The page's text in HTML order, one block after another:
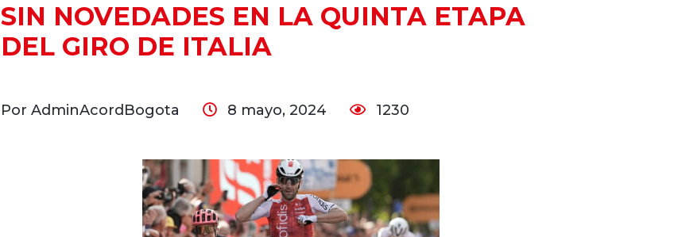
SIN NOVEDADES EN LA QUINTA ETAPA
DEL GIRO DE ITALIA
Por AdminAcordBogota 8 mayo, 2024 1230